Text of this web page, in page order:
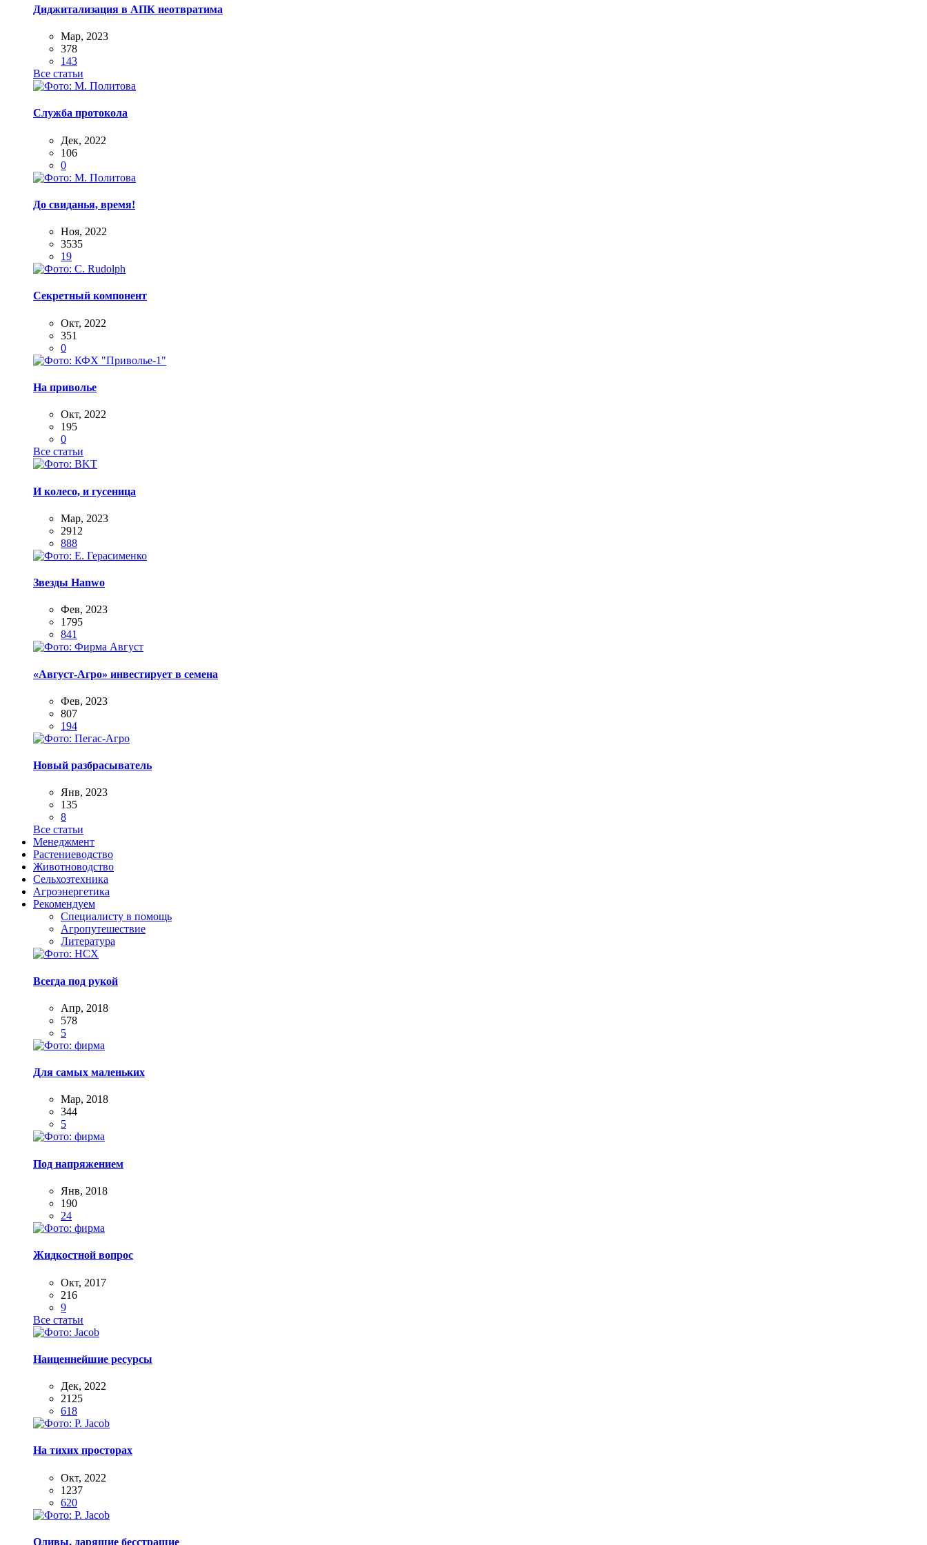
Диджитализация в АПК неотвратима
Мар, 2023
378
143
Все статьи
Служба протокола
Дек, 2022
106
0
До свиданья, время!
Ноя, 2022
3535
19
Секретный компонент
Окт, 2022
351
0
На приволье
Окт, 2022
195
0
Все статьи
И колесо, и гусеница
Мар, 2023
2912
888
Звезды Hanwo
Фев, 2023
1795
841
«Август-Агро» инвестирует в семена
Фев, 2023
807
194
Новый разбрасыватель
Янв, 2023
135
8
Все статьи
Менеджмент
Растениеводство
Животноводство
Сельхозтехника
Агроэнергетика
Рекомендуем
Специалисту в помощь
Агропутешествие
Литература
Всегда под рукой
Апр, 2018
578
5
Для самых маленьких
Мар, 2018
344
5
Под напряжением
Янв, 2018
190
24
Жидкостной вопрос
Окт, 2017
216
9
Все статьи
Наиценнейшие ресурсы
Дек, 2022
2125
618
На тихих просторах
Окт, 2022
1237
620
Оливы, дарящие бесстрашие